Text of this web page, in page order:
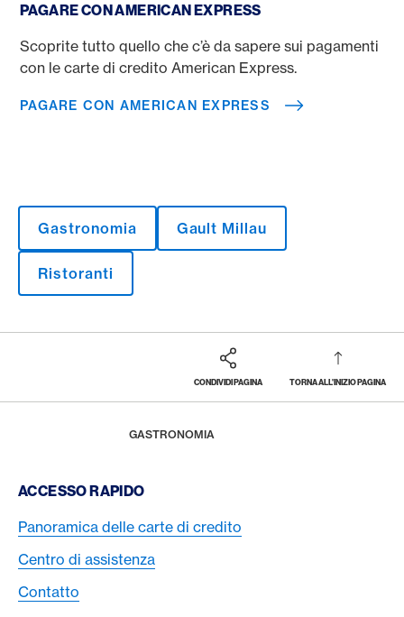
PAGARE CON AMERICAN EXPRESS
Scoprite tutto quello che c’è da sapere sui pagamenti
con le carte di credito American Express.
PAGARE CON AMERICAN EXPRESS
Gastronomia Gault Millau
Ristoranti
CONDIVIDI PAGINA TORNA ALL'INIZIO PAGINA
Footer
GASTRONOMIA
Footer Navigation
ACCESSO RAPIDO
Panoramica delle carte di credito
Centro di assistenza
Contatto